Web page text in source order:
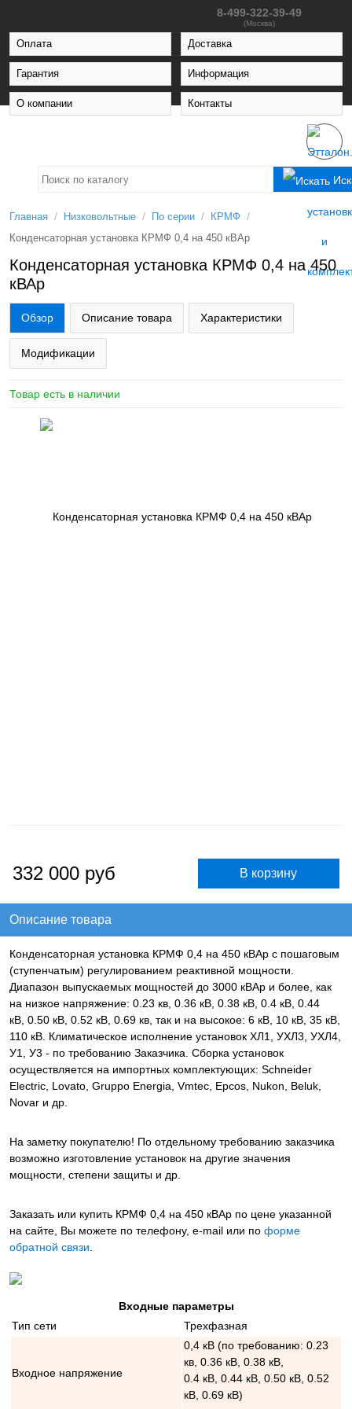
8-499-322-39-49
(Москва)
Оплата Доставка
Гарантия Информация
О компании Контакты
Главная / Низковольтные / По серии / КРМФ /
Конденсаторная установка КРМФ 0,4 на 450 кВАр
Конденсаторная установка КРМФ 0,4 на 450
кВАр
Обзор Описание товара Характеристики
Модификации
Товар есть в наличии
332 000 руб
Описание товара
Конденсаторная установка КРМФ 0,4 на 450 кВАр с пошаговым
(ступенчатым) регулированием реактивной мощности.
Диапазон выпускаемых мощностей до 3000 кВАр и более, как
на низкое напряжение: 0.23 кв, 0.36 кВ, 0.38 кВ, 0.4 кВ, 0.44
кВ, 0.50 кВ, 0.52 кВ, 0.69 кв, так и на высокое: 6 кВ, 10 кВ, 35 кВ,
110 кВ. Климатическое исполнение установок ХЛ1, УХЛ3, УХЛ4,
У1, У3 - по требованию Заказчика. Сборка установок
осуществляется на импортных комплектующих: Schneider
Electric, Lovato, Gruppo Energia, Vmtec, Epcos, Nukon, Beluk,
Novar и др.
На заметку покупателю! По отдельному требованию заказчика
возможно изготовление установок на другие значения
мощности, степени защиты и др.
Заказать или купить КРМФ 0,4 на 450 кВАр по цене указанной
на сайте, Вы можете по телефону, e-mail или по форме
обратной связи.
Входные параметры
Тип сети
Трехфазная
Входное напряжение
0,4 кВ (по требованию: 0.23
кв, 0.36 кВ, 0.38 кВ,
0.4 кВ, 0.44 кВ, 0.50 кВ, 0.52
кВ, 0.69 кВ)